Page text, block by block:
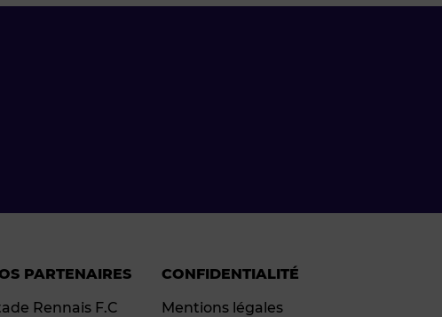
PARTENAIRES
Rennais F.C
CONFIDENTIALITÉ
Mentions légales